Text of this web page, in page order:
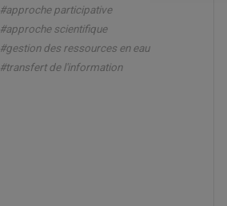
#approche participative
#approche scientifique
#gestion des ressources en eau
#transfert de l'information